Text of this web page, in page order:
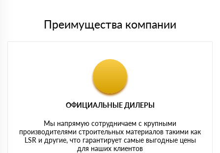
Преимущества компании
ОФИЦИАЛЬНЫЕ ДИЛЕРЫ
Мы напрямую сотрудничаем с крупными
производителями строительных материалов такими как
LSR и другие, что гарантирует самые выгодные цены
для наших клиентов